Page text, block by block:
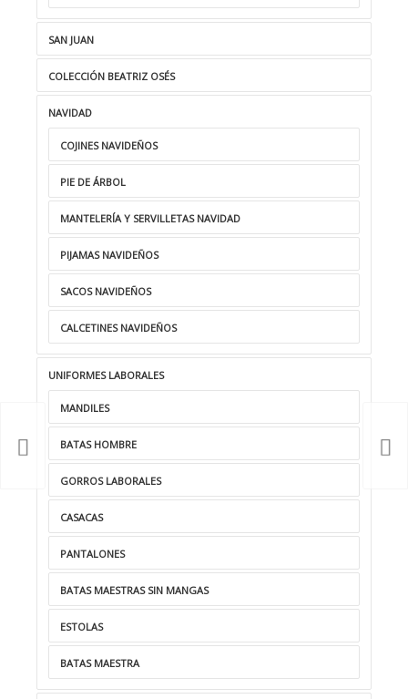
SAN JUAN
COLECCIÓN BEATRIZ OSÉS
NAVIDAD
COJINES NAVIDEÑOS
PIE DE ÁRBOL
MANTELERÍA Y SERVILLETAS NAVIDAD
PIJAMAS NAVIDEÑOS
SACOS NAVIDEÑOS
CALCETINES NAVIDEÑOS
UNIFORMES LABORALES
MANDILES
BATAS HOMBRE
GORROS LABORALES
CASACAS
PANTALONES
BATAS MAESTRAS SIN MANGAS
ESTOLAS
BATAS MAESTRA